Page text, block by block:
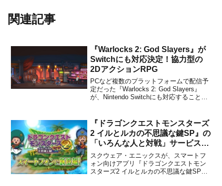
関連記事
『Warlocks 2: God Slayers』が
Switchにも対応決定！協力型の
2DアクションRPG
PCなど複数のプラットフォームで配信予
定だった『Warlocks 2: God Slayers』
が、Nintendo Switchにも対応することが
スされました。海外配信日はPC...
『ドラゴンクエストモンスターズ
2 イルとルカの不思議な鍵SP』の
「いろんな人と対戦」サービスが
終了に！
スクウェア・エニックスが、スマートフ
ォン向けアプリ『ドラゴンクエストモン
スターズ2 イルとルカの不思議な鍵SP』